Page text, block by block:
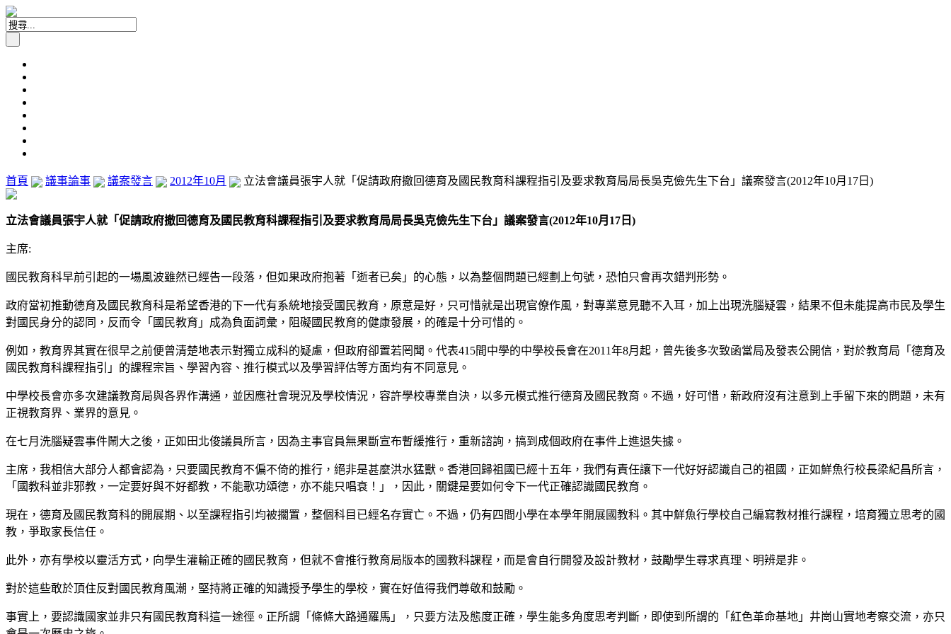
首頁 議事論事 議案發言 2012年10月 立法會議員張宇人就「促請政府撤回德育及國民教育科課程指引及要求教育局局長吳克儉先生下台」議案發言(2012年10月17日)
立法會議員張宇人就「促請政府撤回德育及國民教育科課程指引及要求教育局局長吳克儉先生下台」議案發言(2012年10月17日)
主席:
國民教育科早前引起的一場風波雖然已經告一段落，但如果政府抱著「逝者已矣」的心態，以為整個問題已經劃上句號，恐怕只會再次錯判形勢。
政府當初推動德育及國民教育科是希望香港的下一代有系統地接受國民教育，原意是好，只可惜就是出現官僚作風，對專業意見聽不入耳，加上出現洗腦疑雲，結果不但未能提高市民及學生
對國民身分的認同，反而令「國民教育」成為負面詞彙，阻礙國民教育的健康發展，的確是十分可惜的。
例如，教育界其實在很早之前便曾清楚地表示對獨立成科的疑慮，但政府卻置若罔聞。代表415間中學的中學校長會在2011年8月起，曾先後多次致函當局及發表公開信，對於教育局「德育及
國民教育科課程指引」的課程宗旨、學習內容、推行模式以及學習評估等方面均有不同意見。
中學校長會亦多次建議教育局與各界作溝通，並因應社會現況及學校情況，容許學校專業自決，以多元模式推行德育及國民教育。不過，好可惜，新政府沒有注意到上手留下來的問題，未有
正視教育界、業界的意見。
在七月洗腦疑雲事件鬧大之後，正如田北俊議員所言，因為主事官員無果斷宣布暫緩推行，重新諮詢，搞到成個政府在事件上進退失據。
主席，我相信大部分人都會認為，只要國民教育不偏不倚的推行，絕非是甚麼洪水猛獸。香港回歸祖國已經十五年，我們有責任讓下一代好好認識自己的祖國，正如鮮魚行校長梁紀昌所言，
「國教科並非邪教，一定要好與不好都教，不能歌功頌德，亦不能只唱衰！」，因此，關鍵是要如何令下一代正確認識國民教育。
現在，德育及國民教育科的開展期、以至課程指引均被擱置，整個科目已經名存實亡。不過，仍有四間小學在本學年開展國教科。其中鮮魚行學校自己編寫教材推行課程，培育獨立思考的國
教，爭取家長信任。
此外，亦有學校以靈活方式，向學生灌輸正確的國民教育，但就不會推行教育局版本的國教科課程，而是會自行開發及設計教材，鼓勵學生尋求真理、明辨是非。
對於這些敢於頂住反對國民教育風潮，堅持將正確的知識授予學生的學校，實在好值得我們尊敬和鼓勵。
事實上，要認識國家並非只有國民教育科這一途徑。正所謂「條條大路通羅馬」，只要方法及態度正確，學生能多角度思考判斷，即使到所謂的「紅色革命基地」井崗山實地考察交流，亦只